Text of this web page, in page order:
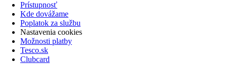
Prístupnosť
Kde dovážame
Poplatok za službu
Nastavenia cookies
Možnosti platby
Tesco.sk
Clubcard